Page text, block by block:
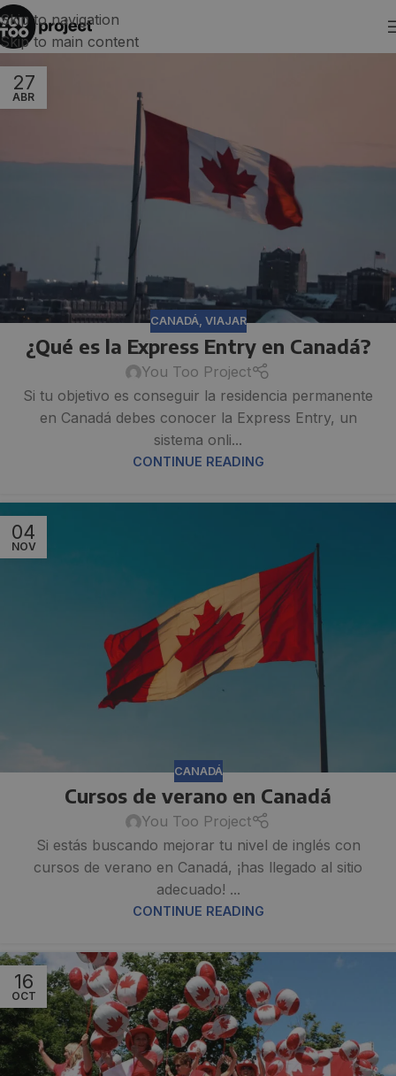
Skip to navigation
Skip to main content
27
ABR
CANADÁ, VIAJAR
¿Qué es la Express Entry en Canadá?
You Too Project
Si tu objetivo es conseguir la residencia permanente
en Canadá debes conocer la Express Entry, un
sistema onli...
CONTINUE READING
04
NOV
CANADÁ
Cursos de verano en Canadá
You Too Project
Si estás buscando mejorar tu nivel de inglés con
cursos de verano en Canadá, ¡has llegado al sitio
adecuado! ...
CONTINUE READING
16
OCT